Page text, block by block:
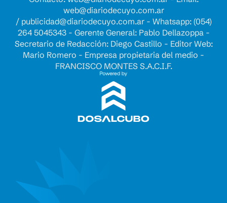
web@diariodecuyo.com.ar
/ publicidad@diariodecuyo.com.ar- Whatsapp: (054)
264 5045343 - Gerente General: Pablo Dellazoppa -
Secretario de Redacción: Diego Castillo - Editor Web:
Mario Romero - Empresa propietaria del medio -
FRANCISCO MONTES S.A.C.I.F.